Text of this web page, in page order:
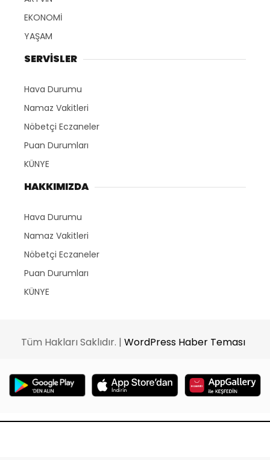
EKONOMİ
YAŞAM
SERVİSLER
Hava Durumu
Namaz Vakitleri
Nöbetçi Eczaneler
Puan Durumları
KÜNYE
HAKKIMIZDA
Hava Durumu
Namaz Vakitleri
Nöbetçi Eczaneler
Puan Durumları
KÜNYE
Tüm Hakları Saklıdır. | WordPress Haber Teması